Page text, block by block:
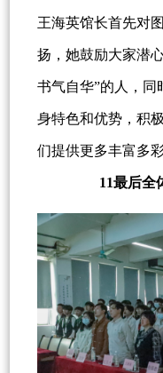
王海英馆长首先对
扬，她鼓励大家潜
书气自华”的人，同
身特色和优势，积
们提供更多丰富多
11最后全